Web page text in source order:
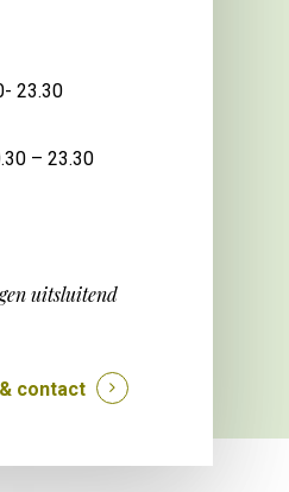
23.30
– 23.30
uitsluitend
contact